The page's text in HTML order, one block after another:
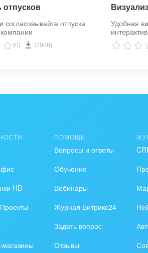
отпусков
согласовывайте отпуска
(0) (2988)
Удобная
HD
ПОМОЩЬ
Вопросы и ответы
Обучение
Вебинары
Журнал Битрикс24
Задать вопрос
Отзывы